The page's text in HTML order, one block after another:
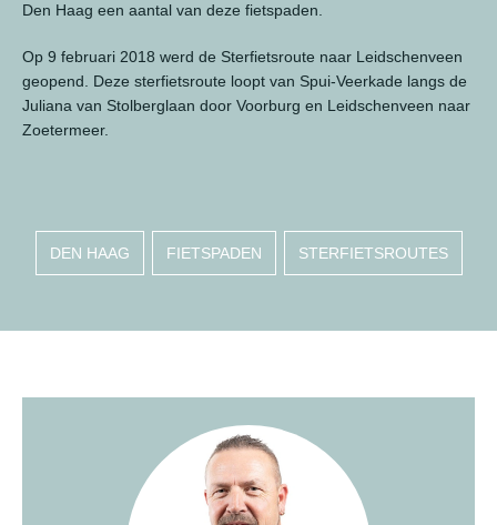
Den Haag een aantal van deze fietspaden.
Op 9 februari 2018 werd de Sterfietsroute naar Leidschenveen
geopend. Deze sterfietsroute loopt van Spui-Veerkade langs de
Juliana van Stolberglaan door Voorburg en Leidschenveen naar
Zoetermeer.
DEN HAAG FIETSPADEN STERFIETSROUTES